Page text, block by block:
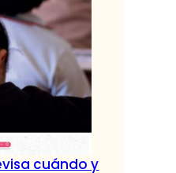
cuándo y